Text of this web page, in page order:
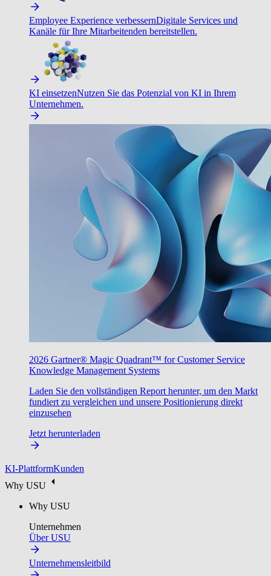
Employee Experience verbessernDigitale Services und
Kanäle für Ihre Mitarbeitenden bereitstellen.
KI einsetzenNutzen Sie das Potenzial von KI in Ihrem
Unternehmen.
2026 Gartner® Magic Quadrant™ for Customer Service
Knowledge Management Systems
Laden Sie den vollständigen Report herunter, um den Markt
fundiert zu vergleichen und unsere Positionierung direkt
einzusehen
Jetzt herunterladen
KI-PlattformKunden
Why USU
Why USU
Unternehmen
Über USU
Unternehmensleitbild